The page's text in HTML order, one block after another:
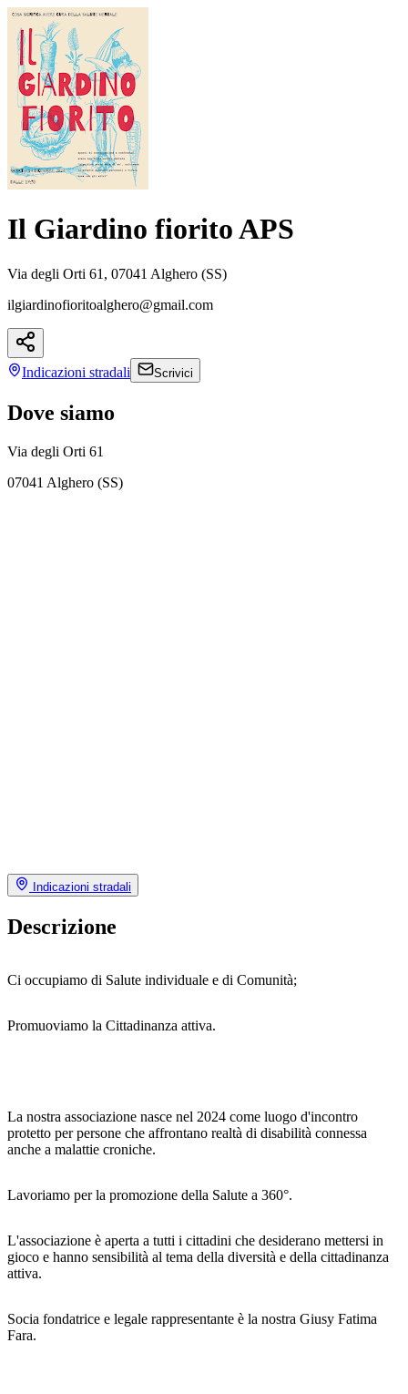
Il Giardino fiorito APS
Via degli Orti 61, 07041 Alghero (SS)
ilgiardinofioritoalghero@gmail.com
Indicazioni stradali Scrivici
Dove siamo
Via degli Orti 61
07041 Alghero (SS)
Indicazioni stradali
Descrizione
Ci occupiamo di Salute individuale e di Comunità;
Promuoviamo la Cittadinanza attiva.
La nostra associazione nasce nel 2024 come luogo d'incontro
protetto per persone che affrontano realtà di disabilità connessa
anche a malattie croniche.
Lavoriamo per la promozione della Salute a 360°.
L'associazione è aperta a tutti i cittadini che desiderano mettersi in
gioco e hanno sensibilità al tema della diversità e della cittadinanza
attiva.
Socia fondatrice e legale rappresentante è la nostra Giusy Fatima
Fara.